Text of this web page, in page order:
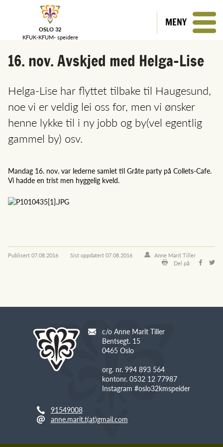
OSLO 32
KFUK-KFUM- speidere
MENY
16. nov. Avskjed med Helga-Lise
Helga-Lise har flyttet tilbake til Haugesund,
noe vi er veldig lei oss for, men vi ønsker
henne lykke til i ny jobb og by(vel egentlig
gammel by) osv.
Mandag 16. nov. var lederne samlet til Gråte party på Collets-Cafe.
Vi hadde en trist men hyggelig kveld.
Publisert07.08.2016 Sist oppdatert07.08.2016
Anne Marit Tiller
Del på:
c/o Anne Marit Tiller
Bentsegt. 15
0465 Oslo
org. nr. 994 893 564
kontonr. 0532 12 77987
Instagram #oslo32kmspeider
91549008
anne.marit.t(at)gmail.com